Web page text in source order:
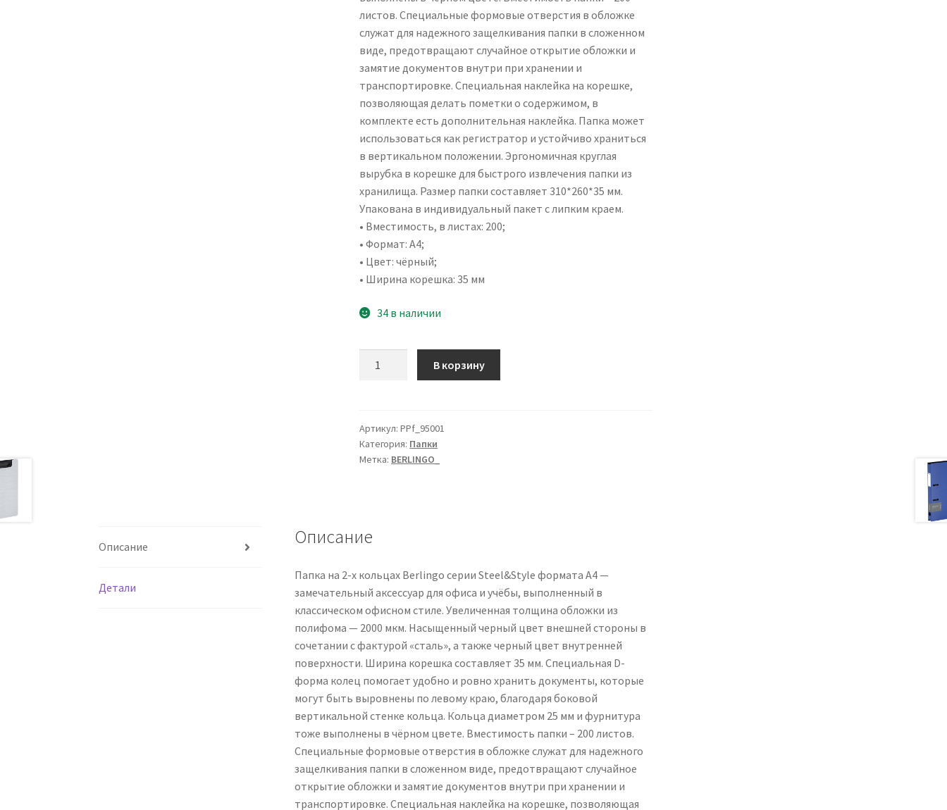
листов. Специальные формовые отверстия в обложке
служат для надежного защелкивания папки в сложенном
виде, предотвращают случайное открытие обложки и
замятие документов внутри при хранении и
транспортировке. Специальная наклейка на корешке,
позволяющая делать пометки о содержимом, в
комплекте есть дополнительная наклейка. Папка может
использоваться как регистратор и устойчиво храниться
в вертикальном положении. Эргономичная круглая
вырубка в корешке для быстрого извлечения папки из
хранилища. Размер папки составляет 310*260*35 мм.
Упакована в индивидуальный пакет с липким краем.
• Вместимость, в листах: 200;
• Формат: А4;
• Цвет: чёрный;
• Ширина корешка: 35 мм
34 в наличии
2
кольцах
Berlingo
D-
(полифом),
черная
В корзину
Артикул:PPf_95001
Категория: Папки
Метка: BERLINGO_
Описание
Детали
Описание
Папка на 2-х кольцах Berlingo серии Steel&Style формата А4 —
замечательный аксессуар для офиса и учёбы, выполненный в
классическом офисном стиле. Увеличенная толщина обложки из
полифома — 2000 мкм. Насыщенный черный цвет внешней стороны в
сочетании с фактурой «сталь», а также черный цвет внутренней
поверхности. Ширина корешка составляет 35 мм. Специальная D-
форма колец помогает удобно и ровно хранить документы, которые
могут быть выровнены по левому краю, благодаря боковой
вертикальной стенке кольца. Кольца диаметром 25 мм и фурнитура
тоже выполнены в чёрном цвете. Вместимость папки – 200 листов.
Специальные формовые отверстия в обложке служат для надежного
защелкивания папки в сложенном виде, предотвращают случайное
открытие обложки и замятие документов внутри при хранении и
транспортировке. Специальная наклейка на корешке, позволяющая